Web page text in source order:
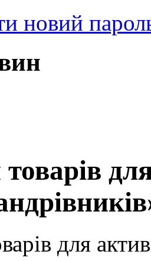
новий
для